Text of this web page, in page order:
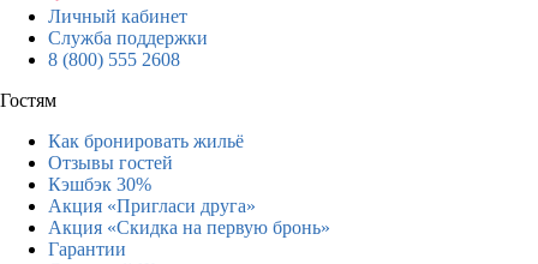
Личный кабинет
Служба поддержки
8 (800) 555 2608
Гостям
Как бронировать жильё
Отзывы гостей
Кэшбэк 30%
Акция «Пригласи друга»
Акция «Скидка на первую бронь»
Гарантии